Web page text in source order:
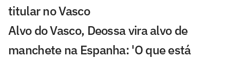
titular no Vasco
Alvo do Vasco, Deossa vira alvo de
manchete na Espanha: 'O que está